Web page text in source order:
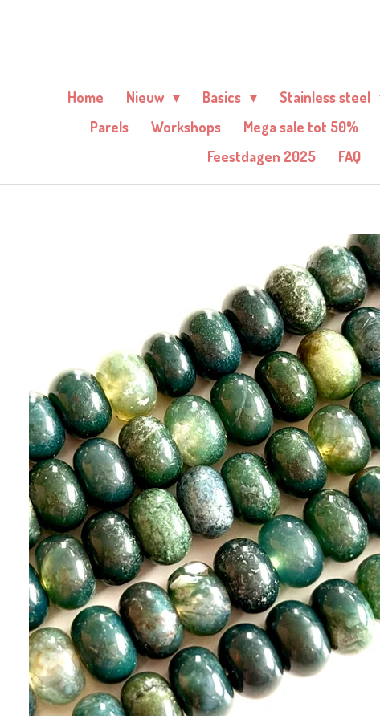
hoofdinhoud
Home Nieuw Basics Stainless steel
Parels
Workshops Mega sale tot 50%
Feestdagen 2025
FAQ